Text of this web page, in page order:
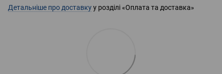
Детальніше про доставкуу розділі «Оплата та доставка»